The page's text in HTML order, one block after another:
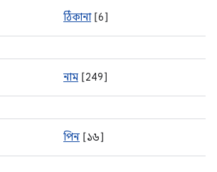
ঠিকানা[6]
নাম [249]
পিন [১৬]